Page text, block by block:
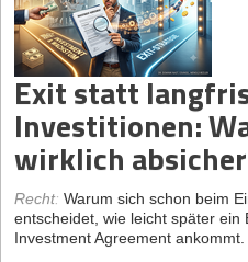
Exit statt
Investitionen:
wirklich
Recht: Warum sich schon beim
entscheidet, wie leicht später ein
Investment Agreement ankommt.